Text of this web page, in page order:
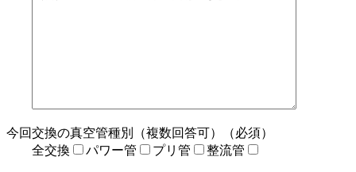
今回交換の真空管種別（複数回答可）（必須）
全交換
パワー管 プリ管 整流管